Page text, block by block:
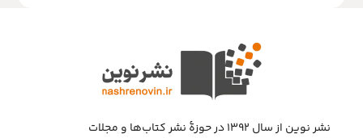
نشر نوین از سال ۱۳۹۲ در حوزهٔ نشر کتاب‌ها و مجلات